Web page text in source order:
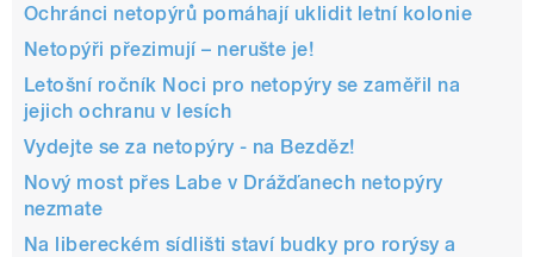
Ochránci netopýrů pomáhají uklidit letní kolonie
Netopýři přezimují – nerušte je!
Letošní ročník Noci pro netopýry se zaměřil na
jejich ochranu v lesích
Vydejte se za netopýry - na Bezděz!
Nový most přes Labe v Drážďanech netopýry
nezmate
Na libereckém sídlišti staví budky pro rorýsy a